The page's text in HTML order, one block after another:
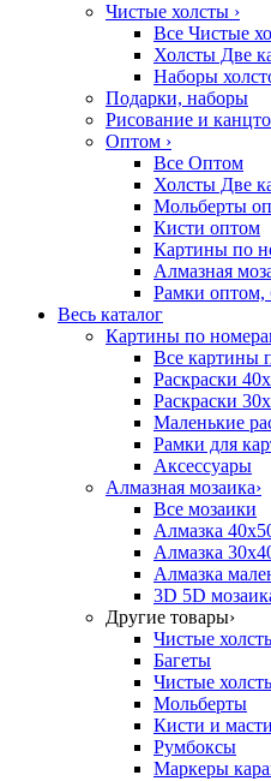
Чистые холсты ›
Все Чистые
Холсты Две
Наборы
Подарки, наборы
Рисование и
Оптом ›
Все Оптом
Холсты Две
Мольберты
Кисти оптом
Картины по
Алмазная
Рамки оптом,
Весь каталог
Картины по
Все картины
Раскраски
Раскраски
Маленькие
Рамки для
Аксессуары
Алмазная мозаика›
Все мозаики
Алмазка
Алмазка
Алмазка
3D 5D
Другие товары›
Чистые
Багеты
Чистые
Мольберты
Кисти и
Румбоксы
Маркеры